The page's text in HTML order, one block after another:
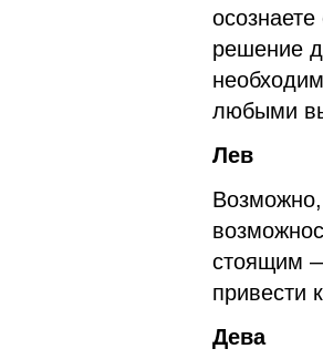
решение
любыми
Лев
стоящим
привести
Дева